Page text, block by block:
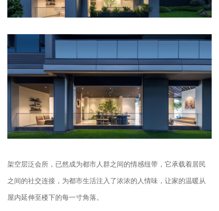
架空层泛会所，已然成为都市人群之间的情感纽带，它承载着居民
之间的社交连接，为都市生活注入了浓浓的人情味，让家的温暖从
屋内延伸至楼下的每一寸角落。